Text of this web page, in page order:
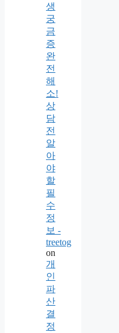
생
궁
금
증
완
전
해
소!
상
담
전
알
아
야
할
필
수
정
보 -
treetog
on
개
인
파
산
결
정